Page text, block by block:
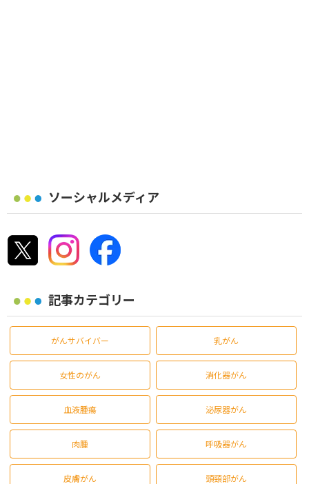
ソーシャルメディア
記事カテゴリー
がんサバイバー 乳がん
女性のがん 消化器がん
血液腫瘍 泌尿器がん
肉腫 呼吸器がん
皮膚がん 頭頸部がん